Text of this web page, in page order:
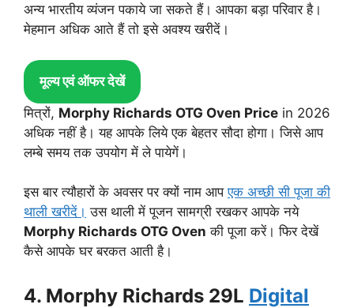
अन्य भारतीय व्यंजन पकाये जा सकते हैं। आपका बड़ा परिवार है।
मेहमान अधिक आते हैं तो इसे अवश्य खरीदें।
मूल्य एवं ऑफर देखें
मित्रों, Morphy Richards OTG Oven Price in 2026
अधिक नहीं है। यह आपके लिये एक बेहतर सौदा होगा। जिसे आप
लम्बे समय तक उपयोग में ले पायेगें।
इस बार त्यौहारों के अवसर पर क्यों नाम आपएक अच्छी सी पूजा की
थाली खरीदें। उस थाली में पूजन सामग्री रखकर आपके नये
Morphy Richards OTG Oven की पूजा करें। फिर देखें
कैसे आपके घर बरकत आती है।
4. Morphy Richards 29L Digital